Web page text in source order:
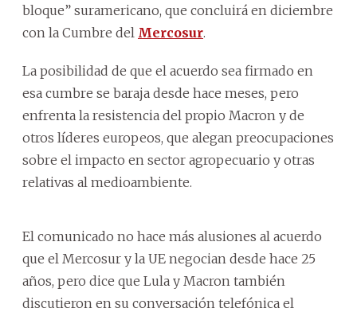
bloque” suramericano, que concluirá en diciembre
con la Cumbre del Mercosur.
La posibilidad de que el acuerdo sea firmado en
esa cumbre se baraja desde hace meses, pero
enfrenta la resistencia del propio Macron y de
otros líderes europeos, que alegan preocupaciones
sobre el impacto en sector agropecuario y otras
relativas al medioambiente.
El comunicado no hace más alusiones al acuerdo
que el Mercosur y la UE negocian desde hace 25
años, pero dice que Lula y Macron también
discutieron en su conversación telefónica el